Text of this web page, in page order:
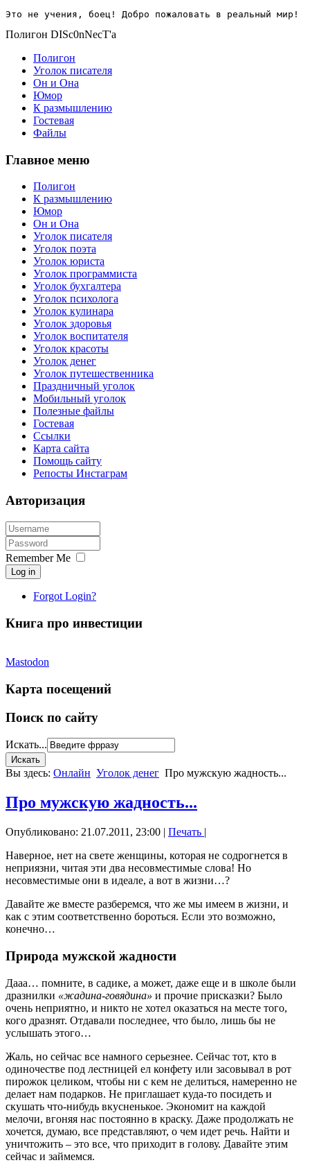
Это не учения, боец! Добро пожаловать в реальный мир!
Полигон DISc0nNecT'a
Полигон
Уголок писателя
Он и Она
Юмор
К размышлению
Гостевая
Файлы
Главное меню
Полигон
К размышлению
Юмор
Он и Она
Уголок писателя
Уголок поэта
Уголок юриста
Уголок программиста
Уголок бухгалтера
Уголок психолога
Уголок кулинара
Уголок здоровья
Уголок воспитателя
Уголок красоты
Уголок денег
Уголок путешественника
Праздничный уголок
Мобильный уголок
Полезные файлы
Гостевая
Ссылки
Карта сайта
Помощь сайту
Репосты Инстаграм
Авторизация
Remember Me
Log in
Forgot Login?
Книга про инвестиции
Mastodon
Карта посещений
Поиск по сайту
Искать...
Вы здесь: Онлайн Уголок денег Про мужскую жадность...
Про мужскую жадность...
Опубликовано: 21.07.2011, 23:00 | Печать |
Наверное, нет на свете женщины, которая не содрогнется в
неприязни, читая эти два несовместимые слова! Но
несовместимые они в идеале, а вот в жизни…?
Давайте же вместе разберемся, что же мы имеем в жизни, и
как с этим соответственно бороться. Если это возможно,
конечно…
Природа мужской жадности
Дааа… помните, в садике, а может, даже еще и в школе были
дразнилки «жадина-говядина» и прочие присказки? Было
очень неприятно, и никто не хотел оказаться на месте того,
кого дразнят. Отдавали последнее, что было, лишь бы не
услышать этого…
Жаль, но сейчас все намного серьезнее. Сейчас тот, кто в
одиночестве под лестницей ел конфету или засовывал в рот
пирожок целиком, чтобы ни с кем не делиться, намеренно не
делает нам подарков. Не приглашает куда-то посидеть и
скушать что-нибудь вкусненькое. Экономит на каждой
мелочи, вгоняя нас постоянно в краску. Даже продолжать не
хочется, думаю, все представляют, о чем идет речь. Найти и
уничтожить – это все, что приходит в голову. Давайте этим
сейчас и займемся.